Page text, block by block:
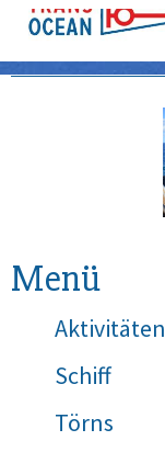
Menü
Aktivitäten
Schiff
Törns